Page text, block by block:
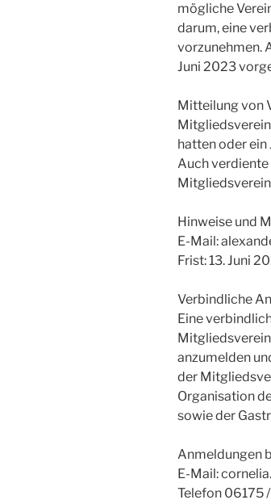
mögliche
darum, eine
vorzunehmen.
Juni 2023
Mitteilung von
hatten oder
Auch
Hinweise und
E-Mail:
Frist: 13. Juni
Verbindliche
Eine
Mitgliedsverein
anzumelden
der
Organisation
sowie der
Anmeldungen
E-Mail:
Telefon 06175